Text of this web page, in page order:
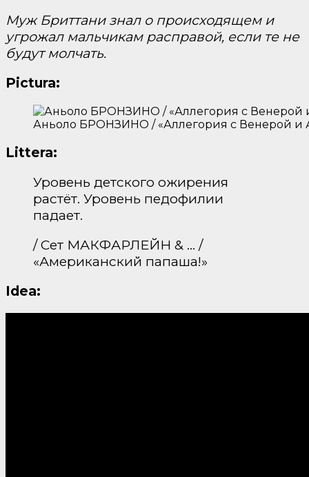
Муж Бриттани знал о происходящем и
угрожал мальчикам расправой, если те не
будут молчать.
Pictura:
Аньоло БРОНЗИНО / «Аллегория с Венерой и
Littera:
Уровень детского ожирения
растёт. Уровень педофилии
падает.
/ Сет МАКФАРЛЕЙН & … /
«Американский папаша!»
Idea: